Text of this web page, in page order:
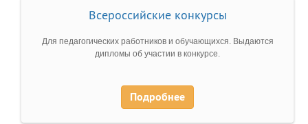
Всероссийские конкурсы
Для педагогических работников и обучающихся. Выдаются
дипломы об участии в конкурсе.
Подробнее